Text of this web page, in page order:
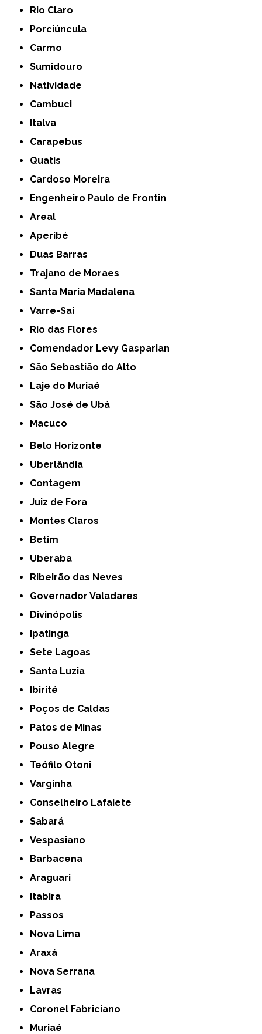
Rio Claro
Porciúncula
Carmo
Sumidouro
Natividade
Cambuci
Italva
Carapebus
Quatis
Cardoso Moreira
Engenheiro Paulo de Frontin
Areal
Aperibé
Duas Barras
Trajano de Moraes
Santa Maria Madalena
Varre-Sai
Rio das Flores
Comendador Levy Gasparian
São Sebastião do Alto
Laje do Muriaé
São José de Ubá
Macuco
Belo Horizonte
Uberlândia
Contagem
Juiz de Fora
Montes Claros
Betim
Uberaba
Ribeirão das Neves
Governador Valadares
Divinópolis
Ipatinga
Sete Lagoas
Santa Luzia
Ibirité
Poços de Caldas
Patos de Minas
Pouso Alegre
Teófilo Otoni
Varginha
Conselheiro Lafaiete
Sabará
Vespasiano
Barbacena
Araguari
Itabira
Passos
Nova Lima
Araxá
Nova Serrana
Lavras
Coronel Fabriciano
Muriaé